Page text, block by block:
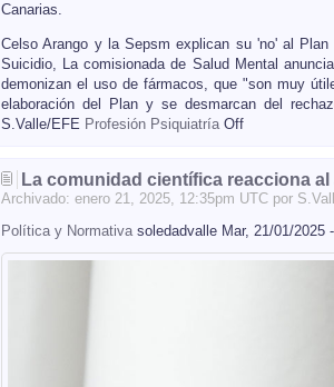
Canarias.
Celso Arango y la Sepsm explican su 'no' al
Suicidio, La comisionada de Salud Mental
demonizan el uso de fármacos, que "son muy
elaboración del Plan y se desmarcan del
S.Valle/EFE Profesión PsiquiatríaOff
La comunidad científica reacciona
Archivado: enero 21, 2025, 12:35pm UTC por
Política y Normativasoledadvalle Mar, 21/01/2025